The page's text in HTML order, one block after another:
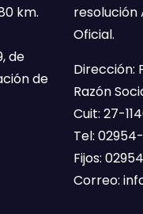
km.
de
de
resolución
Oficial.
Dirección:
Razón
Cuit: 27-
Tel:
Fijos:
Correo: